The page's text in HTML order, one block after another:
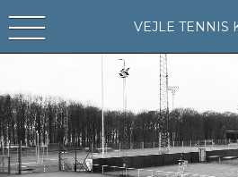
VEJLE TENNIS